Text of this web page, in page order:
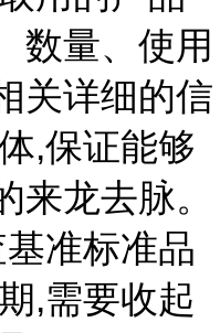
数量、使用
关详细的信
,保证能够
来龙去脉。
准标准品
,需要收起